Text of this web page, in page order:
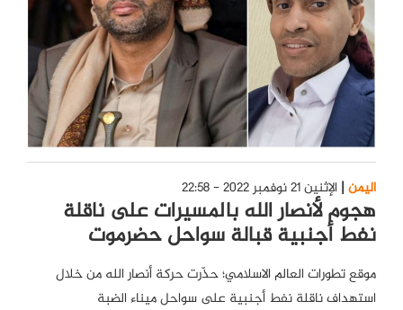
اليمن الإثنين 21 نوفمبر 2022 - 22:58
هجوم لأنصار الله بالمسيرات على ناقلة
نفط أجنبية قبالة سواحل حضرموت
موقع تطورات العالم الاسلامي؛ حذّرت حركة أنصار الله من خلال
استهداف ناقلة نفط أجنبية على سواحل ميناء الضبة